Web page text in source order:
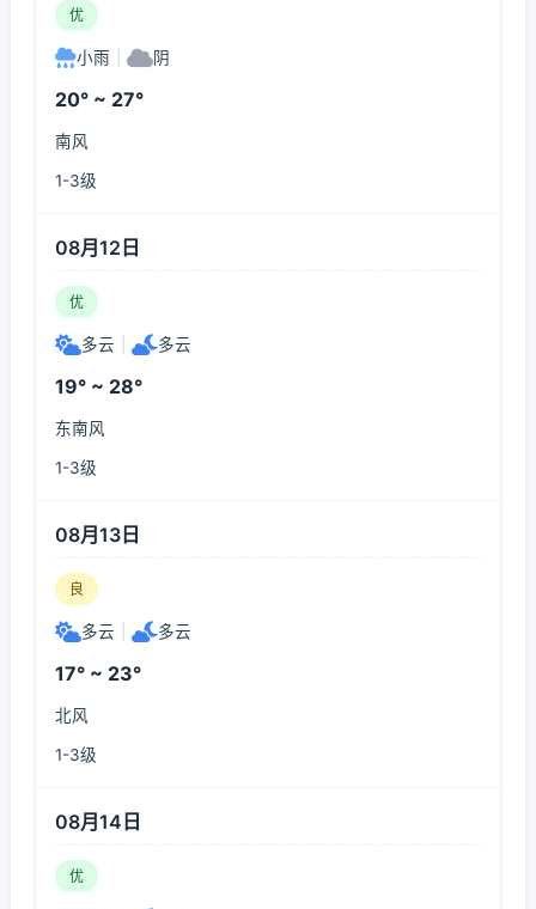
优
小雨 阴
20° ~ 27°
南风
1-3级
08月12日
优
多云 多云
19° ~ 28°
东南风
1-3级
08月13日
良
多云 多云
17° ~ 23°
北风
1-3级
08月14日
优